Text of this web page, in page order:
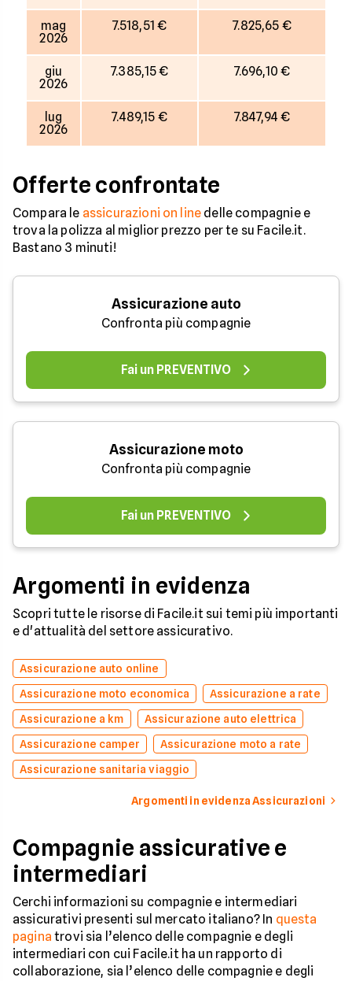
mag
2026
7.518,51 € 7.825,65 €
giu
2026
7.385,15 € 7.696,10 €
lug
2026
7.489,15 € 7.847,94 €
Offerte confrontate
Compara le assicurazioni on line delle compagnie e
trova la polizza al miglior prezzo per te su Facile.it.
Bastano 3 minuti!
Assicurazione auto
Confronta più compagnie
Fai un PREVENTIVO
Assicurazione moto
Confronta più compagnie
Fai un PREVENTIVO
Argomenti in evidenza
Scopri tutte le risorse di Facile.it sui temi più importanti
e d'attualità del settore assicurativo.
Assicurazione auto online
Assicurazione moto economica
Assicurazione a rate
Assicurazione a km
Assicurazione auto elettrica
Assicurazione camper
Assicurazione moto a rate
Assicurazione sanitaria viaggio
Argomenti in evidenza Assicurazioni
Compagnie assicurative e
intermediari
Cerchi informazioni su compagnie e intermediari
assicurativi presenti sul mercato italiano? In questa
pagina trovi sia l’elenco delle compagnie e degli
intermediari con cui Facile.it ha un rapporto di
collaborazione, sia l’elenco delle compagnie e degli